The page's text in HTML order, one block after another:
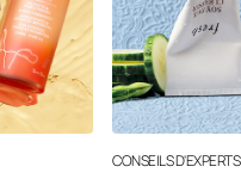
CONSEILS D'EXPERTS